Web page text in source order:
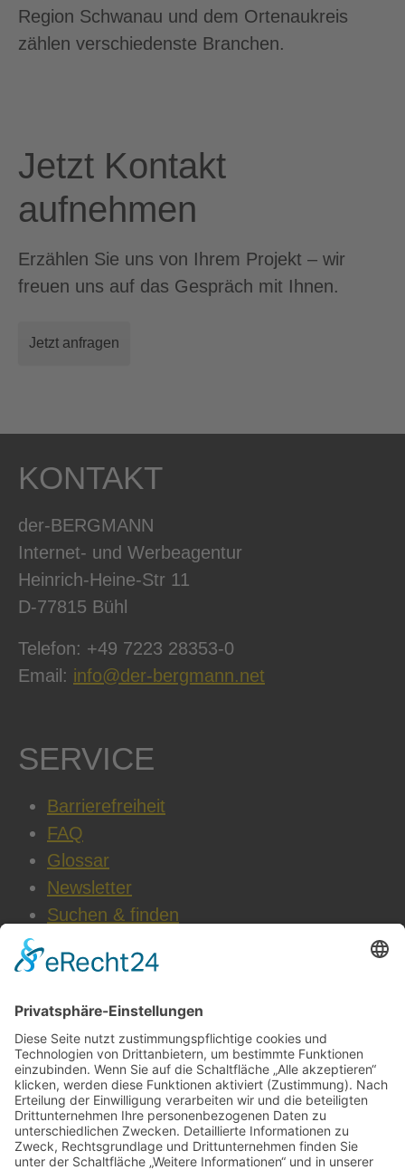
Region Schwanau und dem Ortenaukreis
zählen verschiedenste Branchen.
Jetzt Kontakt
aufnehmen
Erzählen Sie uns von Ihrem Projekt – wir
freuen uns auf das Gespräch mit Ihnen.
Jetzt anfragen
KONTAKT
der-BERGMANN
Internet- und Werbeagentur
Heinrich-Heine-Str 11
D-77815 Bühl
Telefon: +49 7223 28353-0
Email: info@der-bergmann.net
SERVICE
Barrierefreiheit
FAQ
Glossar
Newsletter
Suchen & finden
WEITERE INFOS
Datenschutz
Impressum
AGB
Cookie-Einstellungen
Jobs & Karriere